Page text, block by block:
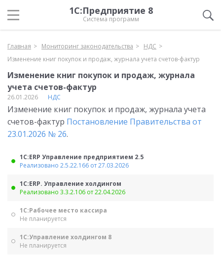
1С:Предприятие 8
Система программ
Главная Мониторинг законодательства
НДС
Изменение книг покупок и продаж, журнала учета счетов-фактур
Изменение книг покупок и продаж, журнала
учета счетов-фактур
26.01.2026 НДС
Изменение книг покупок и продаж, журнала учета
счетов-фактур Постановление Правительства от
23.01.2026 № 26.
1С:ERP Управление предприятием 2.5
Реализовано 2.5.22.166 от 27.03.2026
1С:ERP. Управление холдингом
Реализовано 3.3.2.106 от 22.04.2026
1С:Рабочее место кассира
Не планируется
1С:Управление холдингом 8
Не планируется